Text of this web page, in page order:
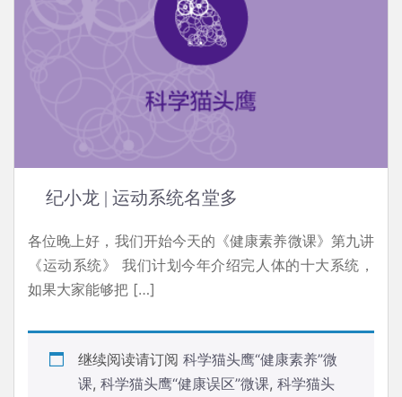
纪小龙 | 运动系统名堂多
各位晚上好，我们开始今天的《健康素养微课》第九讲
《运动系统》 我们计划今年介绍完人体的十大系统，
如果大家能够把 […]
继续阅读请订阅 科学猫头鹰“健康素养”微
课, 科学猫头鹰“健康误区”微课, 科学猫头